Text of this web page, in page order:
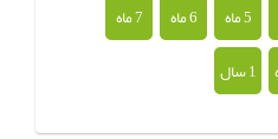
5 ماه 6 ماه
7 ماه
1 سال